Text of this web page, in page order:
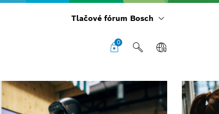
Tlačové fórum Bosch
0